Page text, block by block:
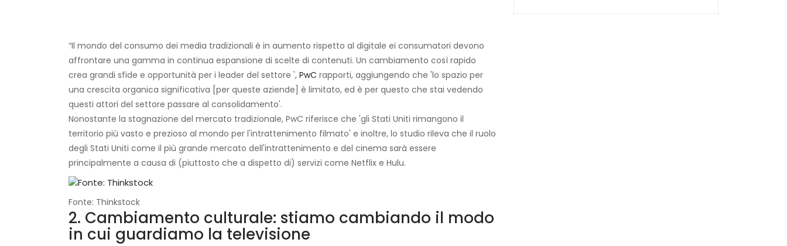
“Il mondo del consumo dei media tradizionali è in aumento rispetto al digitale ei consumatori devono
affrontare una gamma in continua espansione di scelte di contenuti. Un cambiamento così rapido
crea grandi sfide e opportunità per i leader del settore ', PwC rapporti, aggiungendo che 'lo spazio per
una crescita organica significativa [per queste aziende] è limitato, ed è per questo che stai vedendo
questi attori del settore passare al consolidamento'.
Nonostante la stagnazione del mercato tradizionale, PwC riferisce che 'gli Stati Uniti rimangono il
territorio più vasto e prezioso al mondo per l'intrattenimento filmato' e inoltre, lo studio rileva che il ruolo
degli Stati Uniti come il più grande mercato dell'intrattenimento e del cinema sarà essere
principalmente a causa di (piuttosto che a dispetto di) servizi come Netflix e Hulu.
Fonte: Thinkstock
2. Cambiamento culturale: stiamo cambiando il modo
in cui guardiamo la televisione